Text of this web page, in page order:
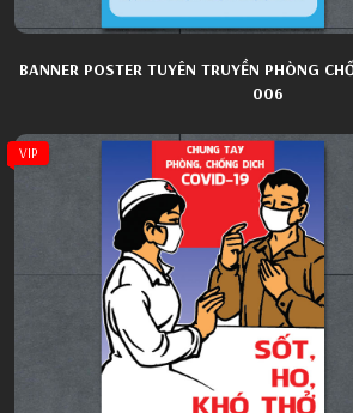
BANNER POSTER TUYÊN TRUYỀN PHÒNG
006
VIP